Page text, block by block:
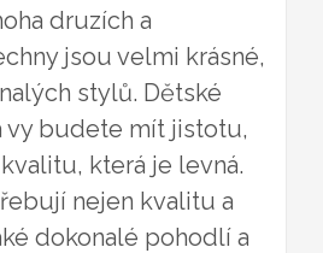
druzích a
jsou velmi krásné,
stylů. Dětské
vy budete mít jistotu,
která je levná.
nejen kvalitu a
dokonalé pohodlí a